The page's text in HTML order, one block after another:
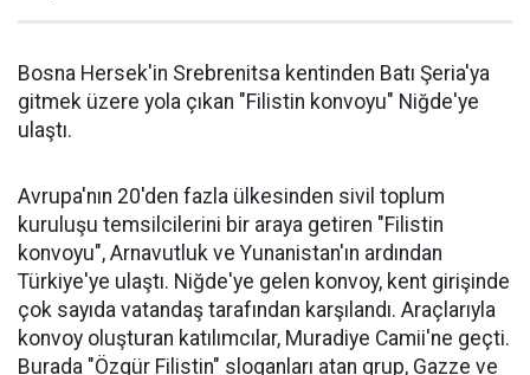
Bosna Hersek'in Srebrenitsa kentinden Batı Şeria'ya
gitmek üzere yola çıkan "Filistin konvoyu" Niğde'ye
ulaştı.
Avrupa'nın 20'den fazla ülkesinden sivil toplum
kuruluşu temsilcilerini bir araya getiren "Filistin
konvoyu", Arnavutluk ve Yunanistan'ın ardından
Türkiye'ye ulaştı. Niğde'ye gelen konvoy, kent girişinde
çok sayıda vatandaş tarafından karşılandı. Araçlarıyla
konvoy oluşturan katılımcılar, Muradiye Camii'ne geçti.
Burada "Özgür Filistin" sloganları atan grup, Gazze ve